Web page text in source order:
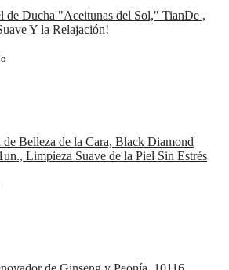
de Ducha "Aceitunas del Sol," TianDe ,
Y la Relajación!
Belleza de la Cara, Black Diamond
Limpieza Suave de la Piel Sin Estrés